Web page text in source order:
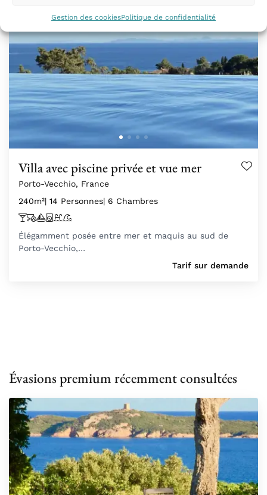
Gestion des cookiesPolitique de confidentialité
Villa avec piscine privée et vue mer
Porto-Vecchio, France
240m²| 14 Personnes| 6 Chambres
Élégamment posée entre mer et maquis au sud de
Porto-Vecchio,…
Tarif sur demande
Évasions premium récemment consultées